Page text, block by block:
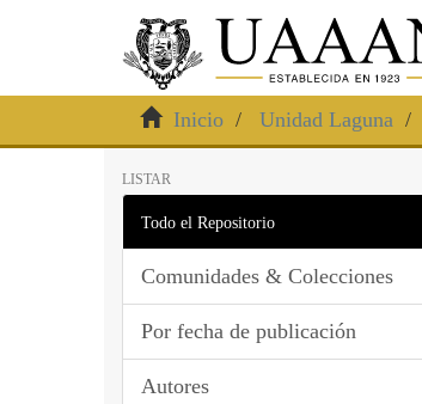
Inicio Unidad Laguna
LISTAR
Todo el Repositorio
Comunidades & Colecciones
Por fecha de publicación
Autores